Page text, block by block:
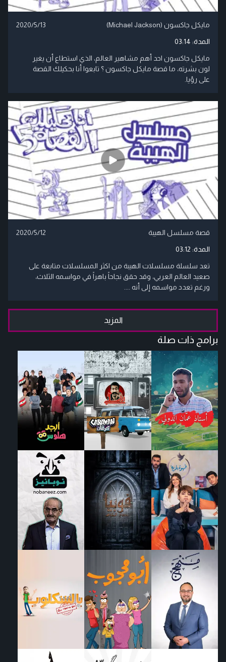
مايكل جاكسون (Michael Jackson) 2020/5/13
المدة: 03:14
مايكل جاكسون احد أهم مشاهير العالم، الذي استطاع أن يغير
لون بشرته، ما قصة مايكل جاكسون ؟ تابعوا أنا بحكيلك القصة
على رؤيا.
قصة مسلسل الهيبة 2020/5/12
المدة: 03:12
تعد سلسلة مسلسلات الهيبة من اكثر المسلسلات متابعة على
صعيد العالم العربي، وقد حقق نجاحاً باهراً في مواسمه الثلاث،
ورغم تعدد مواسمه إلى أنه ....
المزيد
برامج ذات صلة